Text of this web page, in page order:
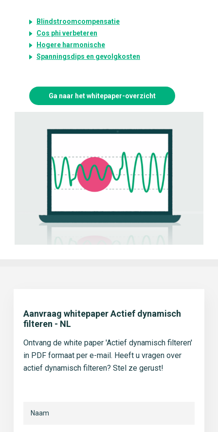
Blindstroomcompensatie
Cos phi verbeteren
Hogere harmonische
Spanningsdips en gevolgkosten
Ga naar het whitepaper-overzicht
Aanvraag whitepaper Actief dynamisch
filteren - NL
Ontvang de white paper 'Actief dynamisch filteren'
in PDF formaat per e-mail. Heeft u vragen over
actief dynamisch filteren? Stel ze gerust!